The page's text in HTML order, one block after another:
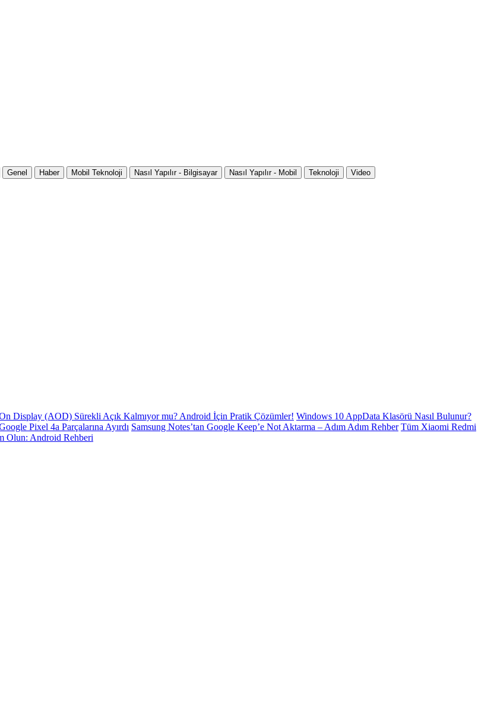
Genel Haber Mobil Teknoloji Nasıl Yapılır - Bilgisayar Nasıl Yapılır - Mobil Teknoloji
Video
Display (AOD) Sürekli Açık Kalmıyor mu? Android İçin Pratik Çözümler! Windows 10 AppData Klasörü Nasıl Bulunur?
Pixel 4a Parçalarına Ayırdı Samsung Notes’tan Google Keep’e Not Aktarma – Adım Adım Rehber Tüm Xiaomi Redmi
Olun: Android Rehberi